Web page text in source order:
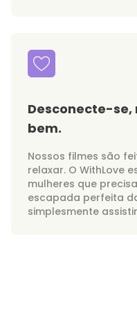
Desconecte-
bem.
Nossos filmes são
relaxar. O WithLove
mulheres que
escapada perfeita
simplesmente